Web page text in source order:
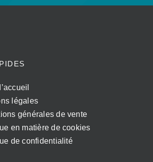
légales
générales de vente
en matière de cookies
de confidentialité